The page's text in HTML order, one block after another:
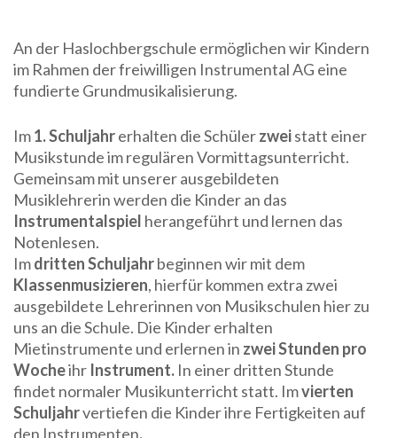
An der Haslochbergschule ermöglichen wir Kindern
im Rahmen der freiwilligen Instrumental AG eine
fundierte Grundmusikalisierung.
Im1. Schuljahrerhalten die Schülerzweistatt einer
Musikstunde im regulären Vormittagsunterricht.
Gemeinsam mit unserer ausgebildeten
Musiklehrerin werden die Kinder an das
Instrumentalspiel herangeführt und lernen das
Notenlesen.
ImdrittenSchuljahrbeginnen wir mit dem
Klassenmusizieren, hierfür kommen extra zwei
ausgebildete Lehrerinnen von Musikschulen hier zu
uns an die Schule. Die Kinder erhalten
Mietinstrumente und erlernen in zwei Stunden pro
Wocheihr Instrument. In einer dritten Stunde
findet normaler Musikunterricht statt. Imvierten
Schuljahrvertiefen die Kinder ihre Fertigkeiten auf
den Instrumenten.